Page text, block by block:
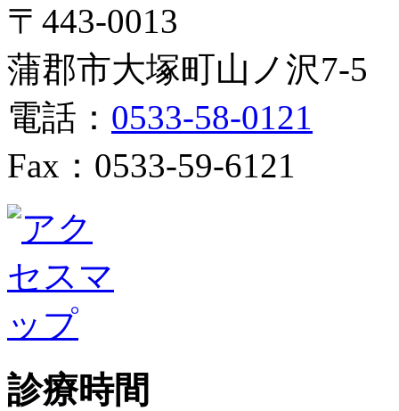
〒443-0013
蒲郡市大塚町山ノ沢7-5
電話： 0533-58-0121
Fax：0533-59-6121
診療時間